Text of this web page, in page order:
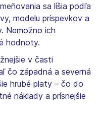
sa líšia podľa
modelu príspevkov a
Nemožno ich
hodnoty.
v časti
čo západná a severná
hrubé platy – čo do
náklady a prísnejšie